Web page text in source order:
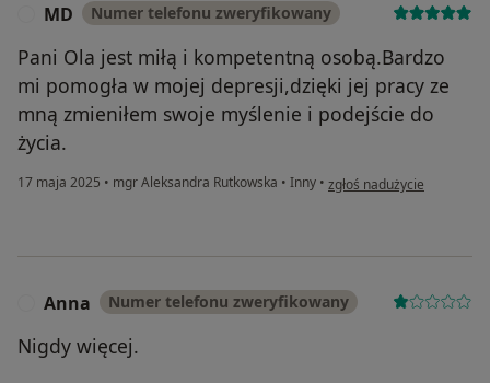
MD Numer telefonu zweryfikowany
Pani Ola jest miłą i kompetentną osobą.Bardzo
mi pomogła w mojej depresji,dzięki jej pracy ze
mną zmieniłem swoje myślenie i podejście do
życia.
17 maja 2025 • mgr Aleksandra Rutkowska • Inny • w opinii użytkownika MD
zgłoś nadużycie
Anna Numer telefonu zweryfikowany
Nigdy więcej.